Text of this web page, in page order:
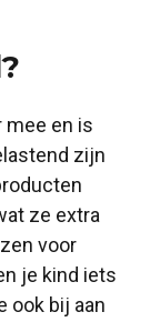
mee en is
zijn
ze extra
voor
je kind iets
ook bij aan